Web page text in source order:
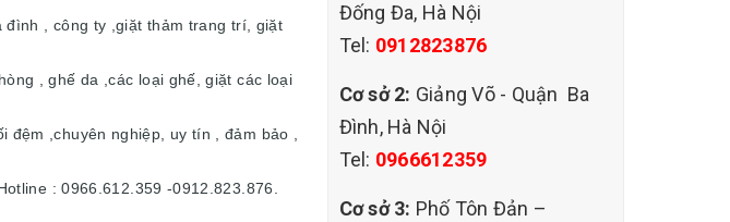
đình , công ty ,giặt thảm trang trí, giặt
, ghế da ,các loại ghế, giặt các loại
đệm ,chuyên nghiệp, uy tín , đảm bảo ,
: 0966.612.359 -0912.823.876.
Đống Đa, Hà Nội
Tel: 0912823876
Cơ sở 2: Giảng Võ - Quận Ba
Đình, Hà Nội
Tel: 0966612359
Cơ sở 3: Phố Tôn Đản –